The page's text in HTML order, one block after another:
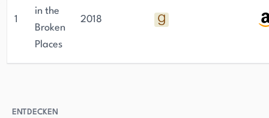
1
in the
Broken
Places
2018
ENTDECKEN